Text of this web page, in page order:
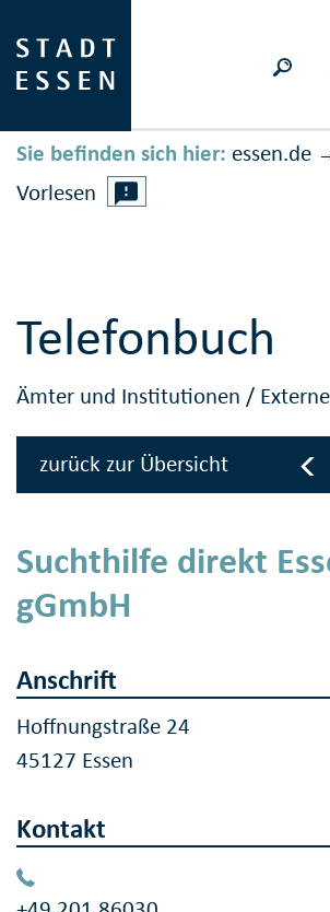
Sie befinden sich hier: essen.de
Vorlesen
Telefonbuch
Ämter und Institutionen /
zurück zur Übersicht
Suchthilfe direkt
gGmbH
Anschrift
Hoffnungstraße 24
45127 Essen
Kontakt